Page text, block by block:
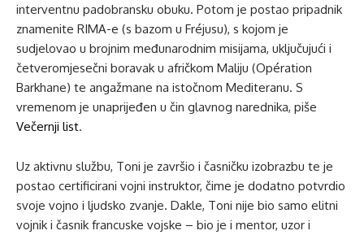
interventnu padobransku obuku. Potom je postao pripadnik
znamenite RIMA-e (s bazom u Fréjusu), s kojom je
sudjelovao u brojnim međunarodnim misijama, uključujući i
četveromjesečni boravak u afričkom Maliju (Opération
Barkhane) te angažmane na istočnom Mediteranu. S
vremenom je unaprijeđen u čin glavnog narednika, piše
Večernji list.
Uz aktivnu službu, Toni je završio i časničku izobrazbu te je
postao certificirani vojni instruktor, čime je dodatno potvrdio
svoje vojno i ljudsko zvanje. Dakle, Toni nije bio samo elitni
vojnik i časnik francuske vojske – bio je i mentor, uzor i